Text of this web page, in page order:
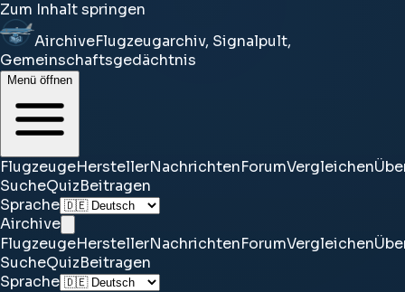
Zum Inhalt springen
AirchiveFlugzeugarchiv, Signalpult,
Gemeinschaftsgedächtnis
Menü öffnen
FlugzeugeHerstellerNachrichtenForumVergleichen
SucheQuizBeitragen
Sprache
Airchive
FlugzeugeHerstellerNachrichtenForumVergleichen
SucheQuizBeitragen
Sprache